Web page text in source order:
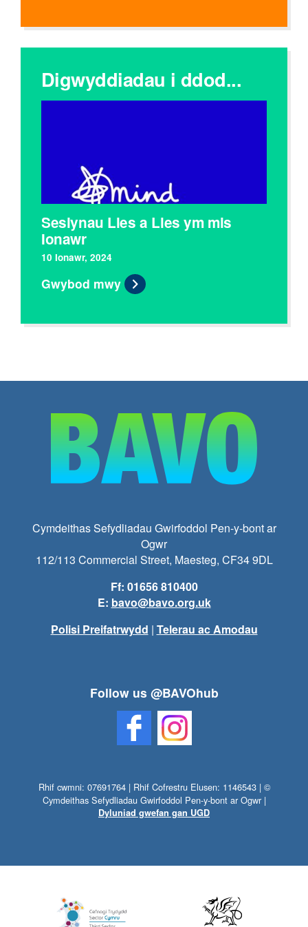
Digwyddiadau i ddod...
Sesiynau Lles a Lles ym mis
Ionawr
10 Ionawr, 2024
Gwybod mwy
Cymdeithas Sefydliadau Gwirfoddol Pen-y-bont ar
Ogwr
112/113 Commercial Street, Maesteg, CF34 9DL
Ff: 01656 810400
E: bavo@bavo.org.uk
Polisi Preifatrwydd | Telerau ac Amodau
Follow us @BAVOhub
Rhif cwmni: 07691764 | Rhif Cofrestru Elusen: 1146543 | ©
Cymdeithas Sefydliadau Gwirfoddol Pen-y-bont ar Ogwr |
Dyluniad gwefan gan UGD